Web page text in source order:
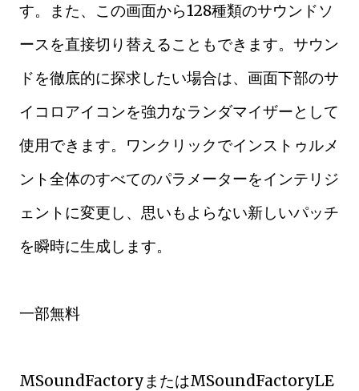
す。また、この画面から128種類のサウンドソ
ースを直接切り替えることもできます。サウン
ドを徹底的に探求したい場合は、画面下部のサ
イコロアイコンを強力なランダマイザーとして
使用できます。ワンクリックでインストゥルメ
ント全体のすべてのパラメーターをインテリジ
ェントに変更し、思いもよらない新しいパッチ
を瞬時に生成します。
一部無料
MSoundFactoryまたはMSoundFactoryLE